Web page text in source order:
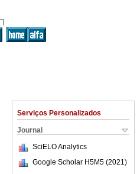
Serviços Personalizados
Journal
SciELO Analytics
Google Scholar H5M5 (2021 )